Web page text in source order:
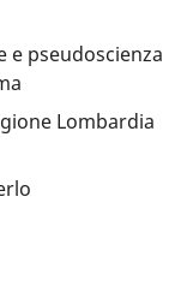
e pseudoscienza
Lombardia